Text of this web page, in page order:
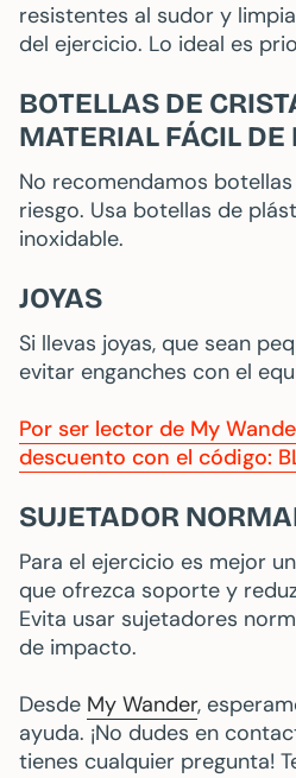
resistentes al sudor y
del ejercicio. Lo ideal es
BOTELLAS DE
MATERIAL FÁCIL DE
No recomendamos
riesgo. Usa botellas de
inoxidable.
JOYAS
Si llevas joyas, que sean
evitar enganches con el
Por ser lector de My
descuento con el código:
SUJETADOR
Para el ejercicio es mejor un
que ofrezca soporte y
Evita usar sujetadores
de impacto.
Desde My Wander,
ayuda. ¡No dudes en
tienes cualquier pregunta!